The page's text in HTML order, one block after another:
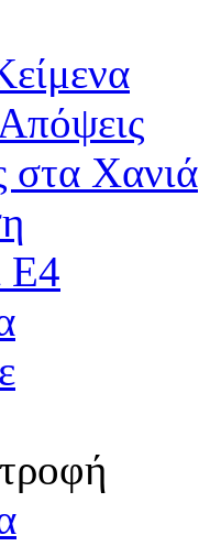
στα Χανιά
Ε4